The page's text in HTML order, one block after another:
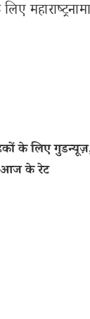
के लिए
आज के रेट